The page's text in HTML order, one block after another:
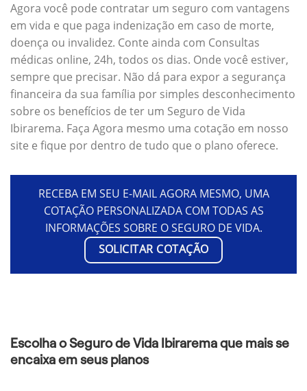
Agora você pode contratar um seguro com vantagens
em vida e que paga indenização em caso de morte,
doença ou invalidez. Conte ainda com Consultas
médicas online, 24h, todos os dias. Onde você estiver,
sempre que precisar. Não dá para expor a segurança
financeira da sua família por simples desconhecimento
sobre os benefícios de ter um Seguro de Vida
Ibirarema. Faça Agora mesmo uma cotação em nosso
site e fique por dentro de tudo que o plano oferece.
RECEBA EM SEU E-MAIL AGORA MESMO, UMA
COTAÇÃO PERSONALIZADA COM TODAS AS
INFORMAÇÕES SOBRE O SEGURO DE VIDA.
SOLICITAR COTAÇÃO
Escolha o Seguro de Vida Ibirarema que mais se
encaixa em seus planos